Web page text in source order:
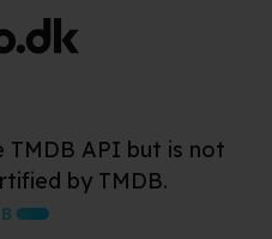
TMDB API but is not
by TMDB.